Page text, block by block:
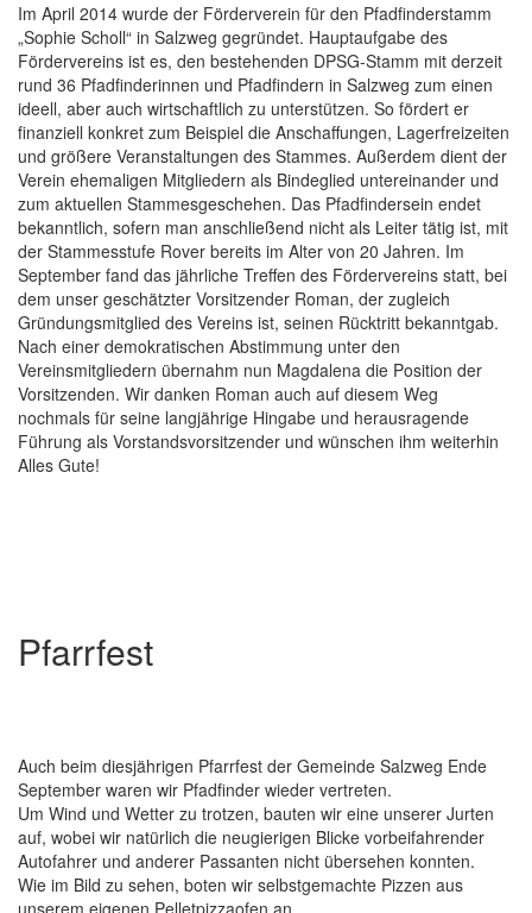
Im April 2014 wurde der Förderverein für den Pfadfinderstamm
„Sophie Scholl“ in Salzweg gegründet. Hauptaufgabe des
Fördervereins ist es, den bestehenden DPSG-Stamm mit derzeit
rund 36 Pfadfinderinnen und Pfadfindern in Salzweg zum einen
ideell, aber auch wirtschaftlich zu unterstützen. So fördert er
finanziell konkret zum Beispiel die Anschaffungen, Lagerfreizeiten
und größere Veranstaltungen des Stammes. Außerdem dient der
Verein ehemaligen Mitgliedern als Bindeglied untereinander und
zum aktuellen Stammesgeschehen. Das Pfadfindersein endet
bekanntlich, sofern man anschließend nicht als Leiter tätig ist, mit
der Stammesstufe Rover bereits im Alter von 20 Jahren. Im
September fand das jährliche Treffen des Fördervereins statt, bei
dem unser geschätzter Vorsitzender Roman, der zugleich
Gründungsmitglied des Vereins ist, seinen Rücktritt bekanntgab.
Nach einer demokratischen Abstimmung unter den
Vereinsmitgliedern übernahm nun Magdalena die Position der
Vorsitzenden. Wir danken Roman auch auf diesem Weg
nochmals für seine langjährige Hingabe und herausragende
Führung als Vorstandsvorsitzender und wünschen ihm weiterhin
Alles Gute!
Pfarrfest
Auch beim diesjährigen Pfarrfest der Gemeinde Salzweg Ende
September waren wir Pfadfinder wieder vertreten.
Um Wind und Wetter zu trotzen, bauten wir eine unserer Jurten
auf, wobei wir natürlich die neugierigen Blicke vorbeifahrender
Autofahrer und anderer Passanten nicht übersehen konnten.
Wie im Bild zu sehen, boten wir selbstgemachte Pizzen aus
unserem eigenen Pelletpizzaofen an.